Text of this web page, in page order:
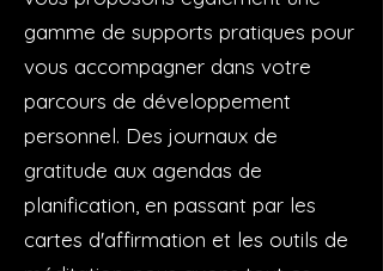
gamme de supports pratiques pour
vous accompagner dans votre
parcours de développement
personnel. Des journaux de
gratitude aux agendas de
planification, en passant par les
cartes d'affirmation et les outils de